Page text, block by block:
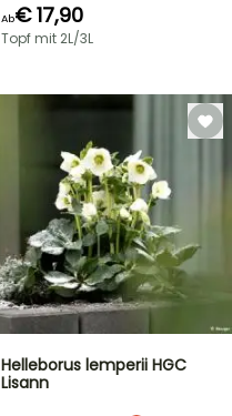
Ab€ 17,90
Topf mit 2L/3L
Helleborus lemperii HGC
Lisann